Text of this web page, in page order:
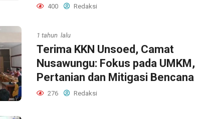
400 Redaksi
1 tahun lalu
Terima KKN Unsoed, Camat
Nusawungu: Fokus pada UMKM,
Pertanian dan Mitigasi Bencana
276 Redaksi